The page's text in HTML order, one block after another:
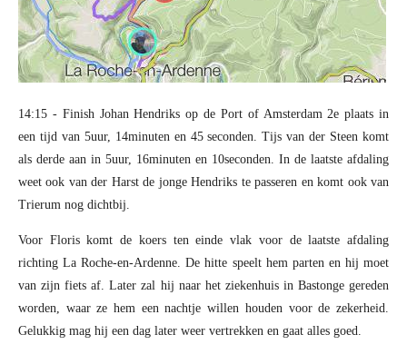
14:15 - Finish Johan Hendriks op de Port of Amsterdam 2e plaats in
een tijd van 5uur, 14minuten en 45 seconden. Tijs van der Steen komt
als derde aan in 5uur, 16minuten en 10seconden. In de laatste afdaling
weet ook van der Harst de jonge Hendriks te passeren en komt ook van
Trierum nog dichtbij.
Voor Floris komt de koers ten einde vlak voor de laatste afdaling
richting La Roche-en-Ardenne. De hitte speelt hem parten en hij moet
van zijn fiets af. Later zal hij naar het ziekenhuis in Bastonge gereden
worden, waar ze hem een nachtje willen houden voor de zekerheid.
Gelukkig mag hij een dag later weer vertrekken en gaat alles goed.